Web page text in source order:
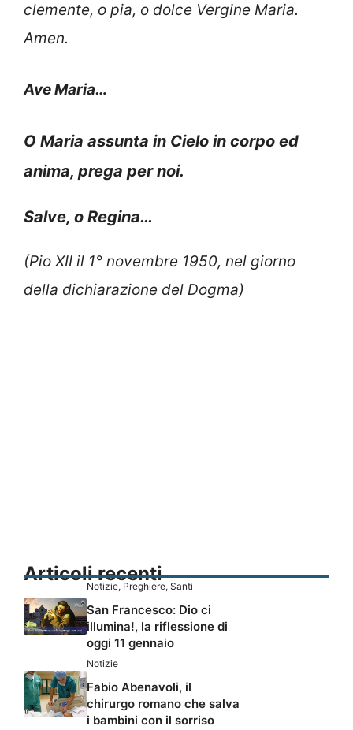
clemente, o pia, o dolce Vergine Maria.
Amen.
Ave Maria…
O Maria assunta in Cielo in corpo ed
anima, prega per noi.
Salve, o Regina…
(Pio XII il 1° novembre 1950, nel giorno
della dichiarazione del Dogma)
Articoli recenti
Notizie, Preghiere, Santi
San Francesco: Dio ci
illumina!, la riflessione di
oggi 11 gennaio
Notizie
Fabio Abenavoli, il
chirurgo romano che salva
i bambini con il sorriso